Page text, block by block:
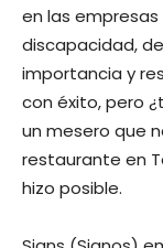
en las
discapacidad,
importancia y
con éxito, pero
un mesero que
restaurante en
hizo posible.